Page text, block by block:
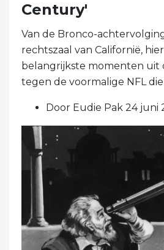
Century'
Van de Bronco-
rechtszaal van Californië,
belangrijkste momenten uit
tegen de voormalige NFL
Door Eudie Pak 24 juni